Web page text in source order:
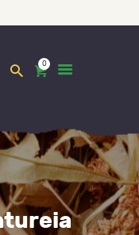
0